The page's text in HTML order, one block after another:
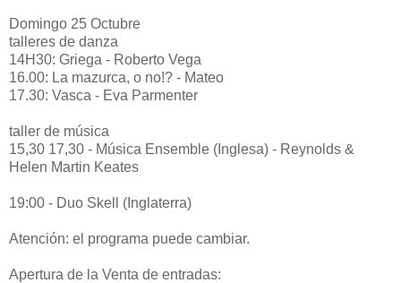
Domingo 25 Octubre
talleres de danza
14H30: Griega - Roberto Vega
16.00: La mazurca, o no!? - Mateo
17.30: Vasca - Eva Parmenter
taller de música
15,30 17,30 - Música Ensemble (Inglesa) - Reynolds &
Helen Martin Keates
19:00 - Duo Skell (Inglaterra)
Atención: el programa puede cambiar.
Apertura de la Venta de entradas: